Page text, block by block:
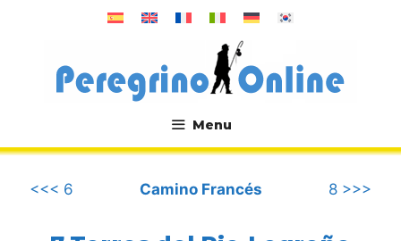
Menu
.
<<< 6
Camino Francés 8 >>>